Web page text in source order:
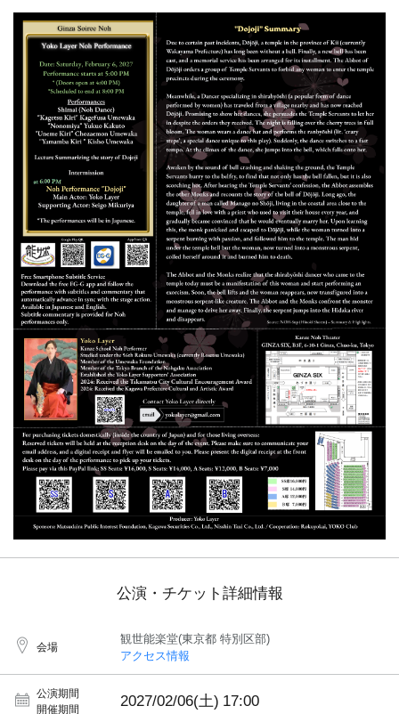
公演・チケット詳細情報
会場
観世能楽堂(東京都 特別区部)
アクセス情報
公演期間
開催期間
2027/02/06(土) 17:00